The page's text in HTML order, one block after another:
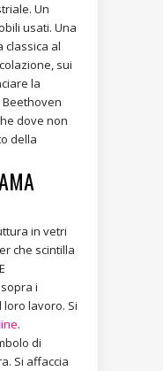
Un
usati. Una
classica al
sui
la
Beethoven
dove non
della
in vetri
che scintilla
i
lavoro. Si
.
di
Si affaccia